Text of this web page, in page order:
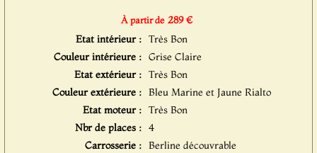
À partir de 289 €
Etat intérieur : Très Bon
Couleur intérieure : Grise Claire
Etat extérieur : Très Bon
Couleur extérieure : Bleu Marine et Jaune Rialto
Etat moteur : Très Bon
Nbr de places : 4
Carrosserie : Berline découvrable